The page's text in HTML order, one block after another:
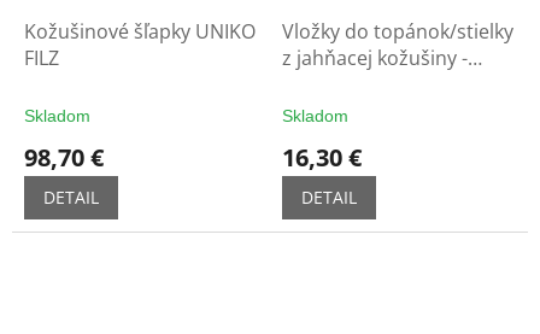
Kožušinové šľapky UNIKO
FILZ
Skladom
98,70 €
DETAIL
Vložky do topánok/stielky
z jahňacej kožušiny -
Skladom
16,30 €
DETAIL